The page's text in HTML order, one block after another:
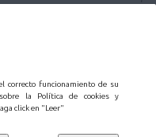
correcto funcionamiento de su
la Política de cookies y
click en "Leer"